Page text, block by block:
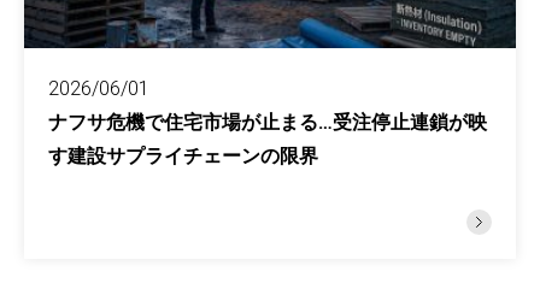
2026/06/01
ナフサ危機で住宅市場が止まる…受注停止連鎖が映
す建設サプライチェーンの限界